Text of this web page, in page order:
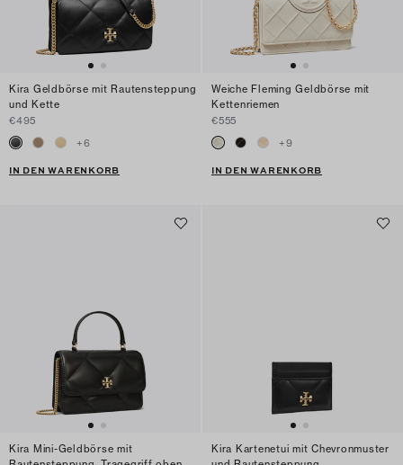
Kira Geldbörse mit Rautensteppung
und Kette
€495
+6
IN DEN WARENKORB
Weiche Fleming Geldbörse mit
Kettenriemen
€555
+9
IN DEN WARENKORB
Kira Mini-Geldbörse mit
Kira Kartenetui mit Chevronmuster